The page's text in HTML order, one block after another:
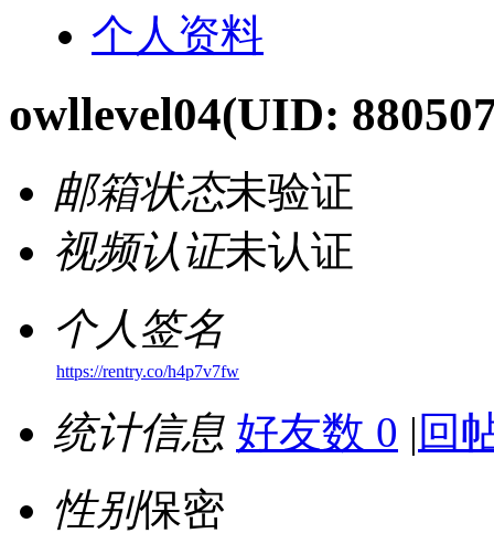
个人资料
owllevel04(UID:
邮箱状态未验证
视频认证未认证
个人签名
https://rentry.co/h4p7v7fw
统计信息 好友数 0 | 回
性别保密